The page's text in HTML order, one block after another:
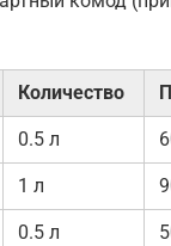
Количество
0.5 л
1 л
0.5 л